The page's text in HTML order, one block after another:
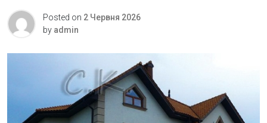
Posted on 2 Червня 2026
by admin